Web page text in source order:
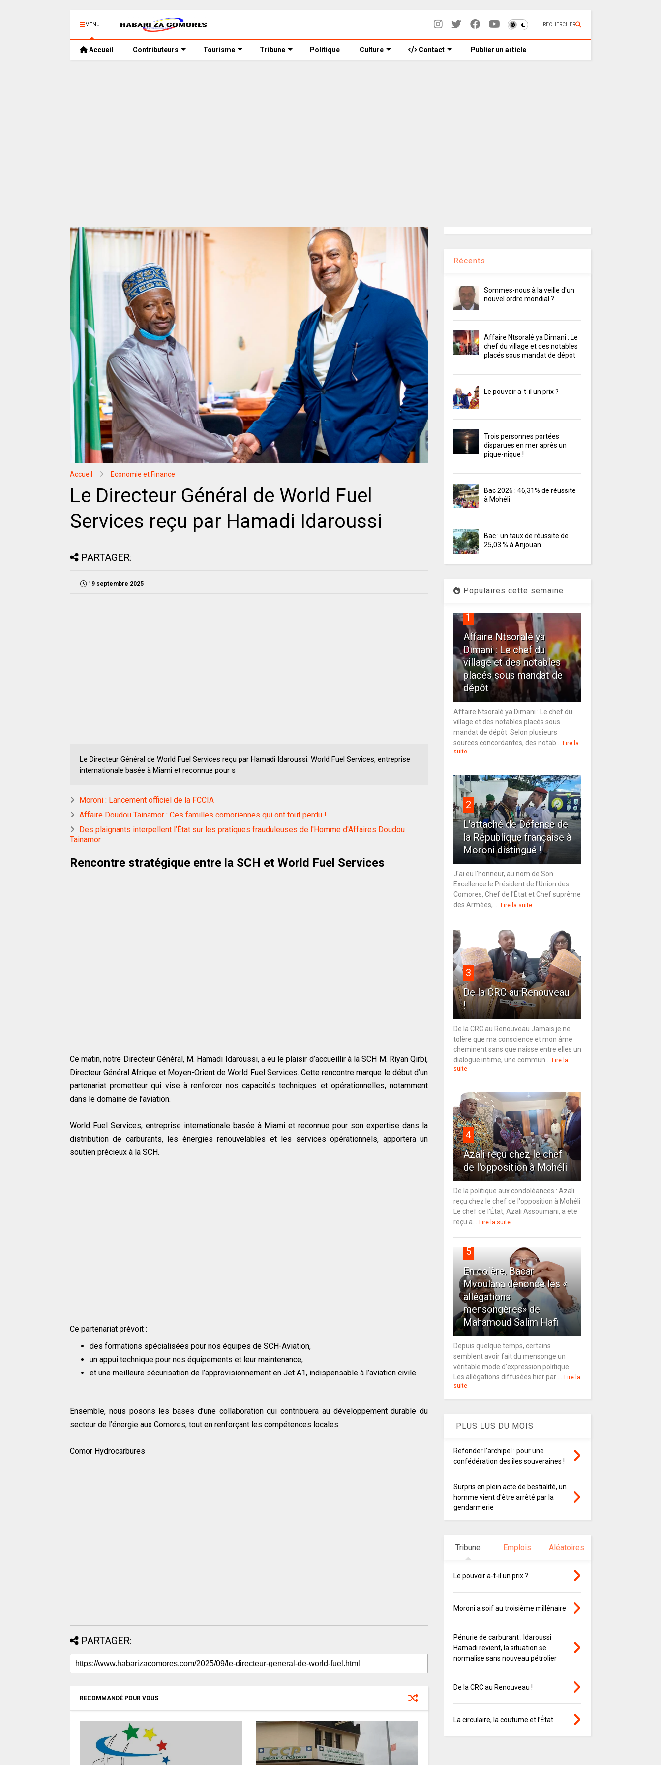
MENU RECHERCHER
Accueil Contributeurs Tourisme Tribune Politique Culture Contact Publier un article
Accueil Economie et Finance
Le Directeur Général de World Fuel
Services reçu par Hamadi Idaroussi
PARTAGER:
19 septembre 2025
Le Directeur Général de World Fuel Services reçu par Hamadi Idaroussi. World Fuel Services, entreprise
internationale basée à Miami et reconnue pour s
Moroni : Lancement officiel de la FCCIA
Affaire Doudou Tainamor : Ces familles comoriennes qui ont tout perdu !
Des plaignants interpellent l’État sur les pratiques frauduleuses de l'Homme d'Affaires Doudou
Tainamor
Rencontre stratégique entre la SCH et World Fuel Services
Ce matin, notre Directeur Général, M. Hamadi Idaroussi, a eu le plaisir d’accueillir à la SCH M. Riyan Qirbi,
Directeur Général Afrique et Moyen-Orient de World Fuel Services. Cette rencontre marque le début d’un
partenariat prometteur qui vise à renforcer nos capacités techniques et opérationnelles, notamment
dans le domaine de l’aviation.
World Fuel Services, entreprise internationale basée à Miami et reconnue pour son expertise dans la
distribution de carburants, les énergies renouvelables et les services opérationnels, apportera un
soutien précieux à la SCH.
Ce partenariat prévoit :
des formations spécialisées pour nos équipes de SCH-Aviation,
un appui technique pour nos équipements et leur maintenance,
et une meilleure sécurisation de l’approvisionnement en Jet A1, indispensable à l’aviation civile.
Ensemble, nous posons les bases d’une collaboration qui contribuera au développement durable du
secteur de l’énergie aux Comores, tout en renforçant les compétences locales.
Comor Hydrocarbures
PARTAGER:
RECOMMANDÉ POUR VOUS
Récents
Sommes-nous à la veille d'un
nouvel ordre mondial ?
Affaire Ntsoralé ya Dimani : Le
chef du village et des notables
placés sous mandat de dépôt
Le pouvoir a-t-il un prix ?
Trois personnes portées
disparues en mer après un
pique-nique !
Bac 2026 : 46,31% de réussite
à Mohéli
Bac : un taux de réussite de
25,03 % à Anjouan
Populaires cette semaine
1
Affaire Ntsoralé ya
Dimani : Le chef du
village et des notables
placés sous mandat de
dépôt
Affaire Ntsoralé ya Dimani : Le chef du
village et des notables placés sous
mandat de dépôt Selon plusieurs
sources concordantes, des notab...
Lire la
suite
2
L'attaché de Défense de
la République française à
Moroni distingué !
J'ai eu l'honneur, au nom de Son
Excellence le Président de l'Union des
Comores, Chef de l'État et Chef suprême
des Armées, ...
Lire la suite
3
De la CRC au Renouveau
!
De la CRC au Renouveau Jamais je ne
tolère que ma conscience et mon âme
cheminent sans que naisse entre elles un
dialogue intime, une commun...
Lire la
suite
4
Azali reçu chez le chef
de l'opposition à Mohéli
De la politique aux condoléances : Azali
reçu chez le chef de l'opposition à Mohéli
Le chef de l'État, Azali Assoumani, a été
reçu a...
Lire la suite
5
En colère, Bacar
Mvoulana dénonce les «
allégations
mensongères» de
Mahamoud Salim Hafi
Depuis quelque temps, certains
semblent avoir fait du mensonge un
véritable mode d’expression politique.
Les allégations diffusées hier par ...
Lire la
suite
PLUS LUS DU MOIS
Refonder l’archipel : pour une
confédération des îles souveraines !
Surpris en plein acte de bestialité, un
homme vient d'être arrêté par la
gendarmerie
Tribune Emplois Aléatoires
Le pouvoir a-t-il un prix ?
Moroni a soif au troisième millénaire
Pénurie de carburant : Idaroussi
Hamadi revient, la situation se
normalise sans nouveau pétrolier
De la CRC au Renouveau !
La circulaire, la coutume et l’État